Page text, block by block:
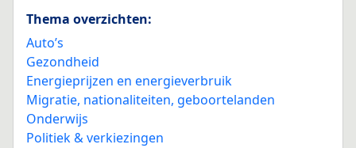
Thema overzichten:
Auto’s
Gezondheid
Energieprijzen en energieverbruik
Migratie, nationaliteiten, geboortelanden
Onderwijs
Politiek & verkiezingen